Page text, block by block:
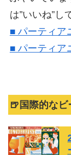
は”いいね”し
■ パーティア
■ パーティア
🍺国際的なビ